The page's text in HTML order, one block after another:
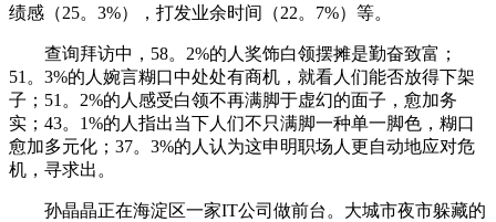
绩感（25。3%），打发业余时间（22。7%）等。
查询拜访中，58。2%的人奖饰白领摆摊是勤奋致富；
51。3%的人婉言糊口中处处有商机，就看人们能否放得下架
子；51。2%的人感受白领不再满脚于虚幻的面子，愈加务
实；43。1%的人指出当下人们不只满脚一种单一脚色，糊口
愈加多元化；37。3%的人认为这申明职场人更自动地应对危
机，寻求出。
孙晶晶正在海淀区一家IT公司做前台。大城市夜市躲藏的